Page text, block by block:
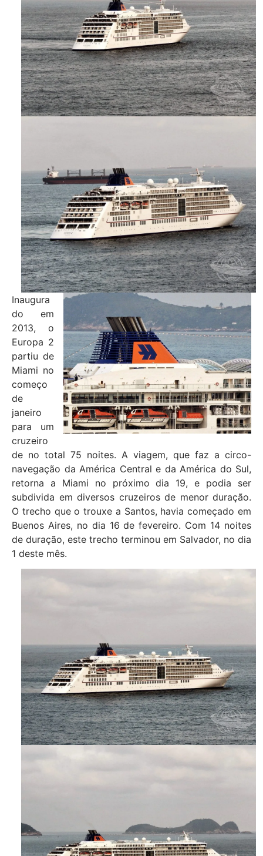
Inaugura
do em
2013, o
Europa 2
partiu de
Miami no
começo
de
janeiro
para um
cruzeiro
de no total 75 noites. A viagem, que faz a circo-
navegação da América Central e da América do Sul,
retorna a Miami no próximo dia 19, e podia ser
subdivida em diversos cruzeiros de menor duração.
O trecho que o trouxe a Santos, havia começado em
Buenos Aires, no dia 16 de fevereiro. Com 14 noites
de duração, este trecho terminou em Salvador, no dia
1 deste mês.